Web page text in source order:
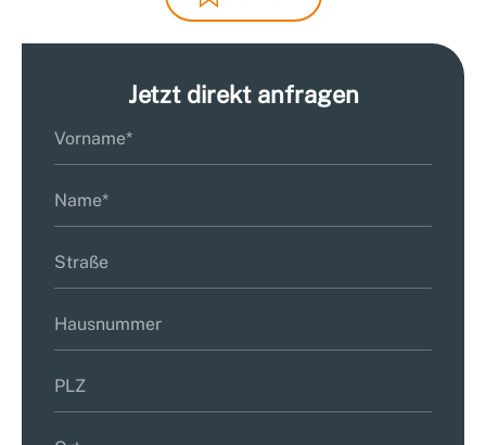
Jetzt direkt anfragen